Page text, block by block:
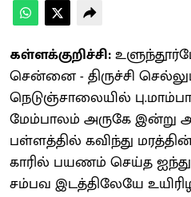
கள்ளக்குறிச்சி:
சென்னை - திருச்சி
நெடுஞ்சாலையில்
மேம்பாலம் அருகே இன்று
பள்ளத்தில் கவிந்து
காரில் பயணம் செய்த ஐந்து
சம்பவ இடத்திலேயே